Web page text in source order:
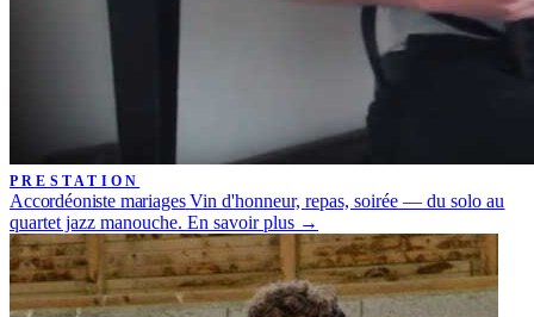
PRESTATION
Accordéoniste mariages Vin d'honneur, repas, soirée — du solo au
quartet jazz manouche. En savoir plus →